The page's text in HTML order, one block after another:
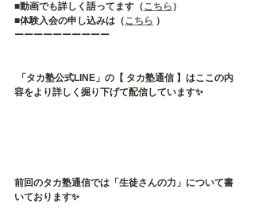
■動画でも詳しく語ってます（こちら ）
■体験入会の申し込みは（こちら ）
ーーーーーーーーーー
容をより詳しく掘り下げて配信しています✨
前回のタカ塾通信では「生徒さんの力」について書
いております✨